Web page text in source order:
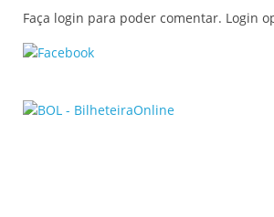
Faça login para poder comentar. Login